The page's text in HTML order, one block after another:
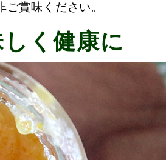
賞味ください。
く健康に